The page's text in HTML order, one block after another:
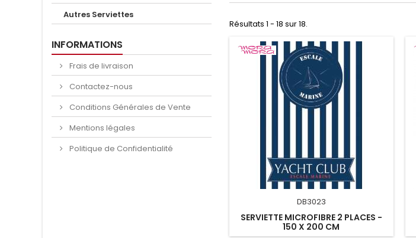
Autres Serviettes
INFORMATIONS
Frais de livraison
Contactez-nous
Conditions Générales de Vente
Mentions légales
Politique de Confidentialité
Résultats 1 - 18 sur 18.
DB3023
SERVIETTE MICROFIBRE 2 PLACES -
150 X 200 CM